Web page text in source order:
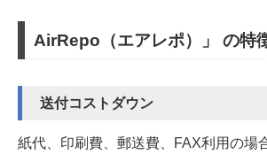
AirRepo（エアレポ）」 の特
送付コストダウン
紙代、印刷費、郵送費、FAX利用の場